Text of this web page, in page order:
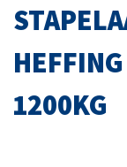
1200KG